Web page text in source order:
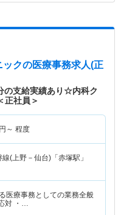
ックの医療事務求人(正
の支給実績あり☆内科ク
正社員＞
～ 程度
線(上野－仙台)「赤塚駅」
医療事務としての業務全般
対 ・…